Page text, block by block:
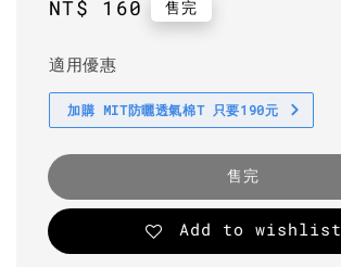
Regular
NT$ 160 售完
適用優惠
加購 MIT防曬透氣棉T 只要190元
售完
Add to wishlist